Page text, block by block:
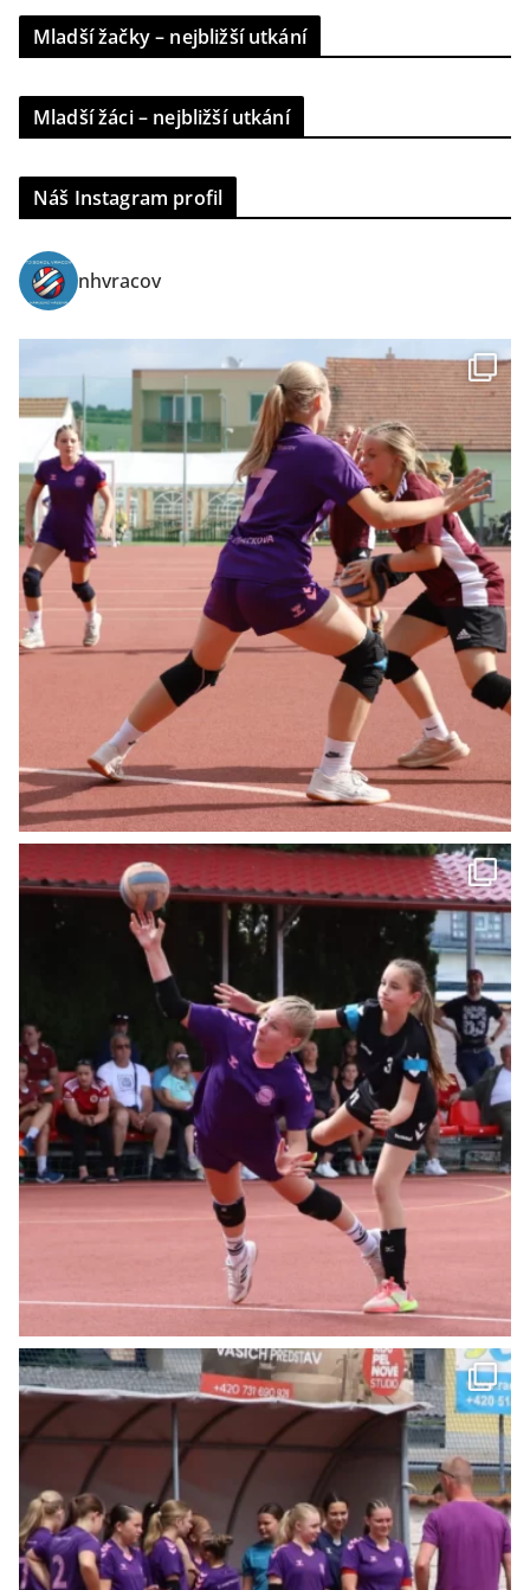
Mladší žačky – nejbližší utkání
Mladší žáci – nejbližší utkání
Náš Instagram profil
nhvracov